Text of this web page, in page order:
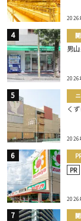
2026
男
2026
く
2026
PR
2026